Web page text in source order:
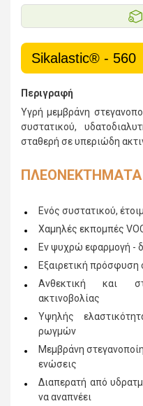
Sikalastic® - 560
Περιγραφή
Υγρή μεμβράνη
συστατικού,
σταθερή σε υπεριώδη
ΠΛΕΟΝΕΚΤΗΜΑΤΑ
Ενός συστατικού,
Χαμηλές εκπομπές
Εν ψυχρώ εφαρμογή -
Εξαιρετική
Ανθεκτική και
ακτινοβολίας
Υψηλής
ρωγμών
Μεμβράνη
ενώσεις
Διαπερατή από
να αναπνέει